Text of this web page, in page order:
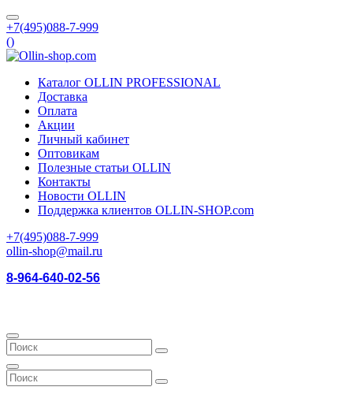
+7(495)088-7-999
()
Каталог OLLIN PROFESSIONAL
Доставка
Оплата
Акции
Личный кабинет
Оптовикам
Полезные статьи OLLIN
Контакты
Новости OLLIN
Поддержка клиентов OLLIN-SHOP.com
+7(495)088-7-999
ollin-shop@mail.ru
8-964-640-02-56